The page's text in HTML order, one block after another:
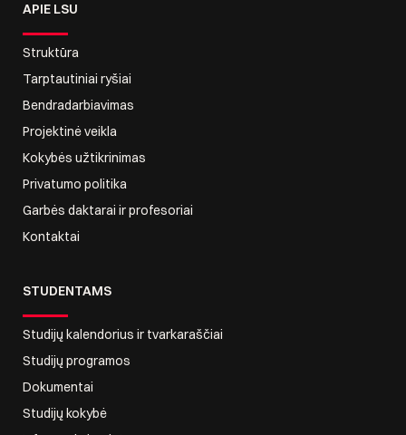
APIE LSU
Struktūra
Tarptautiniai ryšiai
Bendradarbiavimas
Projektinė veikla
Kokybės užtikrinimas
Privatumo politika
Garbės daktarai ir profesoriai
Kontaktai
STUDENTAMS
Studijų kalendorius ir tvarkaraščiai
Studijų programos
Dokumentai
Studijų kokybė